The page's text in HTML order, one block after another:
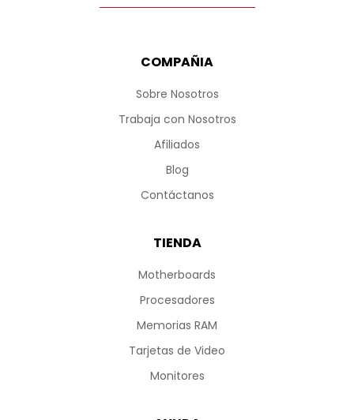
COMPAÑIA
Sobre Nosotros
Trabaja con Nosotros
Afiliados
Blog
Contáctanos
TIENDA
Motherboards
Procesadores
Memorias RAM
Tarjetas de Video
Monitores